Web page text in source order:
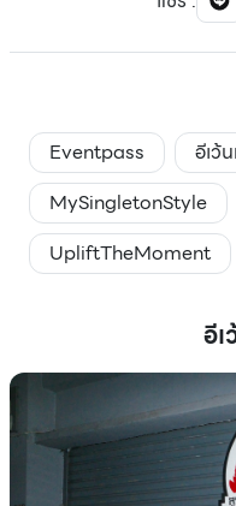
Eventpass อีเว้
MySingletonStyle
UpliftTheMoment
อี